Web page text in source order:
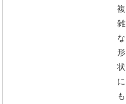
複
雑
な
形
状
に
も